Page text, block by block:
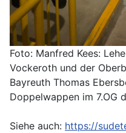
Foto: Manfred Kees:
Vockeroth und der
Bayreuth Thomas
Doppelwappen im 7.OG
Siehe auch: https://